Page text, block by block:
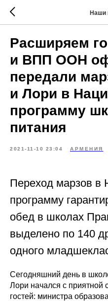
Наши
Расширяем
и ВПП ООН
передали
и Лори в
программу
питания
2021-11-10 23:04 АРМЕНИЯ
Переход марзов в
программу
обед в школах
выделено по 140
одного
Сегодняшний день в
Лори начался с приятной
гостей: министра